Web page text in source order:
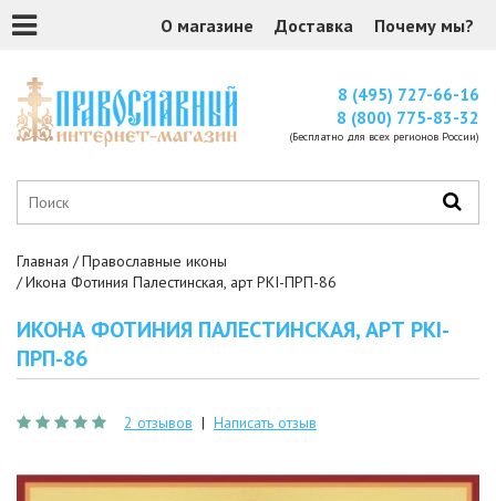
О магазине Доставка Почему мы?
8 (495) 727-66-16
8 (800) 775-83-32
(Бесплатно для всех регионов России)
Главная
Православные иконы
Икона Фотиния Палестинская, арт PKI-ПРП-86
ИКОНА ФОТИНИЯ ПАЛЕСТИНСКАЯ, АРТ PKI-
ПРП-86
2 отзывов | Написать отзыв